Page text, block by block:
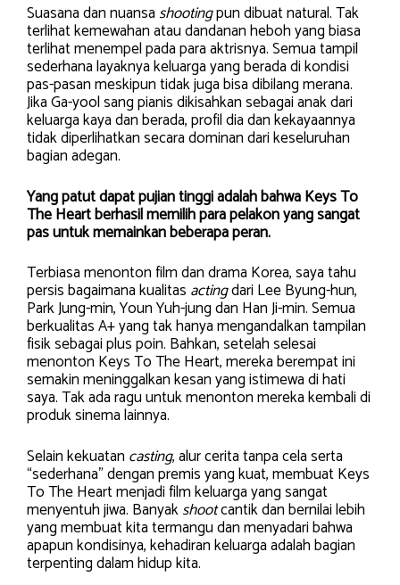
Suasana dan nuansa shootingpun dibuat natural. Tak
terlihat kemewahan atau dandanan heboh yang biasa
terlihat menempel pada para aktrisnya. Semua tampil
sederhana layaknya keluarga yang berada di kondisi
pas-pasan meskipun tidak juga bisa dibilang merana.
Jika Ga-yool sang pianis dikisahkan sebagai anak dari
keluarga kaya dan berada, profil dia dan kekayaannya
tidak diperlihatkan secara dominan dari keseluruhan
bagian adegan.
Yang patut dapat pujian tinggi adalah bahwa Keys To
The Heart berhasil memilih para pelakon yang sangat
pas untuk memainkan beberapa peran.
Terbiasa menonton film dan drama Korea, saya tahu
persis bagaimana kualitas actingdari Lee Byung-hun,
Park Jung-min, Youn Yuh-jung dan Han Ji-min. Semua
berkualitas A+ yang tak hanya mengandalkan tampilan
fisik sebagai plus poin. Bahkan, setelah selesai
menonton Keys To The Heart, mereka berempat ini
semakin meninggalkan kesan yang istimewa di hati
saya. Tak ada ragu untuk menonton mereka kembali di
produk sinema lainnya.
Selain kekuatan casting, alur cerita tanpa cela serta
“sederhana” dengan premis yang kuat, membuat Keys
To The Heart menjadi film keluarga yang sangat
menyentuh jiwa. Banyakshootcantik dan bernilai lebih
yang membuat kita termangu dan menyadari bahwa
apapun kondisinya, kehadiran keluarga adalah bagian
terpenting dalam hidup kita.